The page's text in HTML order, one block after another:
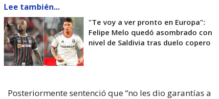
Lee también...
"Te voy a ver pronto en Europa":
Felipe Melo quedó asombrado con
nivel de Saldivia tras duelo copero
Posteriormente sentenció que “no les dio garantías a